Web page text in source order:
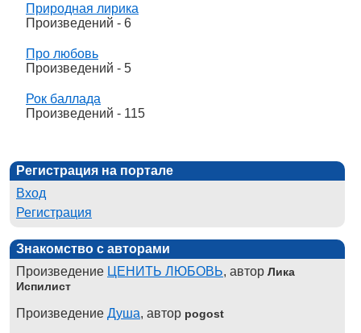
Природная лирика
Произведений - 6
Про любовь
Произведений - 5
Рок баллада
Произведений - 115
Регистрация на портале
Вход
Регистрация
Знакомство с авторами
Произведение ЦЕНИТЬ ЛЮБОВЬ, автор Лика
Испилист
Произведение Душа, автор pogost